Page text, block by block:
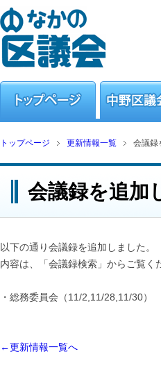
トップページ 更新情報一覧 会議録
会議録を追加
以下の通り会議録を追加しました。
内容は、「会議録検索」からご覧く
・総務委員会（11/2,11/28,11/30）
←更新情報一覧へ